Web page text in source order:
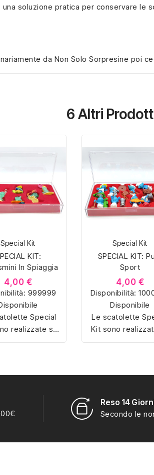
soluzione pratica per conservare le
da Non Solo Sorpresine poi
6 Altri
Special Kit
KIT:
In Spiaggia
4,00 €
999999
Special
realizzate su
con materiali di
rosso e
e mostrare
collezione di
Special Kit
SPECIAL KIT:
Sport
4,00 €
Disponibilità:
Disponibile
Le scatolette
Kit sono
misura con
vellutino
eleganti e
organizzare e
Reso 14
Secondo le